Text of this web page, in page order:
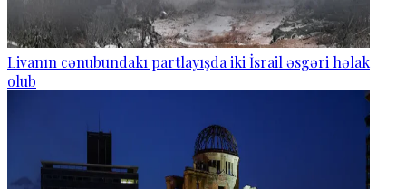
Livanın cənubundakı partlayışda iki İsrail əsgəri həlak
olub